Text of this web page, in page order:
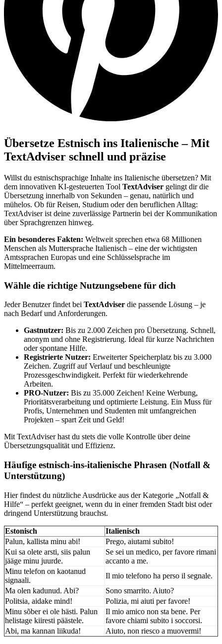
Übersetze Estnisch ins Italienische – Mit
TextAdviser schnell und präzise
Willst du estnischsprachige Inhalte ins Italienische übersetzen? Mit
dem innovativen KI-gesteuerten Tool TextAdviser gelingt dir die
Übersetzung innerhalb von Sekunden – genau, natürlich und
mühelos. Ob für Reisen, Studium oder den beruflichen Alltag:
TextAdviser ist deine zuverlässige Partnerin bei der Kommunikation
über Sprachgrenzen hinweg.
Ein besonderes Fakten: Weltweit sprechen etwa 68 Millionen
Menschen als Muttersprache Italienisch – eine der wichtigsten
Amtssprachen Europas und eine Schlüsselsprache im
Mittelmeerraum.
Wähle die richtige Nutzungsebene für dich
Jeder Benutzer findet bei TextAdviser die passende Lösung – je
nach Bedarf und Anforderungen.
Gastnutzer: Bis zu 2.000 Zeichen pro Übersetzung. Schnell,
anonym und ohne Registrierung. Ideal für kurze Nachrichten
oder spontane Hilfe.
Registrierte Nutzer: Erweiterter Speicherplatz bis zu 3.000
Zeichen. Zugriff auf Verlauf und beschleunigte
Prozessgeschwindigkeit. Perfekt für wiederkehrende
Arbeiten.
PRO-Nutzer: Bis zu 35.000 Zeichen! Keine Werbung,
Prioritätsverarbeitung und optimierte Leistung. Ein Muss für
Profis, Unternehmen und Studenten mit umfangreichen
Projekten – spart Zeit und Geld!
Mit TextAdviser hast du stets die volle Kontrolle über deine
Übersetzungsqualität und Effizienz.
Häufige estnisch-ins-italienische Phrasen (Notfall &
Unterstützung)
Hier findest du nützliche Ausdrücke aus der Kategorie „Notfall &
Hilfe“ – perfekt geeignet, wenn du in einer fremden Stadt bist oder
dringend Unterstützung brauchst.
Estonisch
Italienisch
Palun, kallista minu abi!
Prego, aiutami subito!
Kui sa olete arsti, siis palun
jääge minu juurde.
Se sei un medico, per favore rimani
accanto a me.
Minu telefon on kaotanud
signaali.
Il mio telefono ha perso il segnale.
Ma olen kadunud. Abi?
Sono smarrito. Aiuto?
Politsia, aidake mind!
Polizia, mi aiuti per favore!
Minu sõber ei ole hästi. Palun
helistage kiiresti päästele.
Il mio amico non sta bene. Per
favore chiami subito i soccorsi.
Abi, ma kannan liikuda!
Aiuto, non riesco a muovermi!